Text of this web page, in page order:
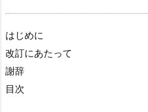
はじめに
改訂にあたって
謝辞
目次